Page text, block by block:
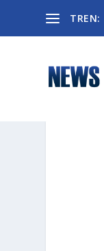
TREN: